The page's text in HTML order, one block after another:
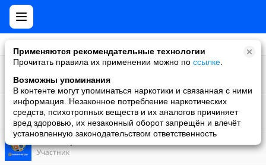
Применяются рекомендательные технологии
Прочитать правила их применении можно по ссылке
Возможны упоминания
В контенте могут упоминаться наркотики и связанная с ними
информация. Незаконное потребление наркотических
средств, психотропных веществ и их аналогов причиняет
вред здоровью, их незаконный оборот запрещён и влечёт
установленную законодательством ответственность
Дача и огород
Участник
Мy Games. Все об играх в Моем Мире
Участник
Мини-игры Mail.Ru
Участник